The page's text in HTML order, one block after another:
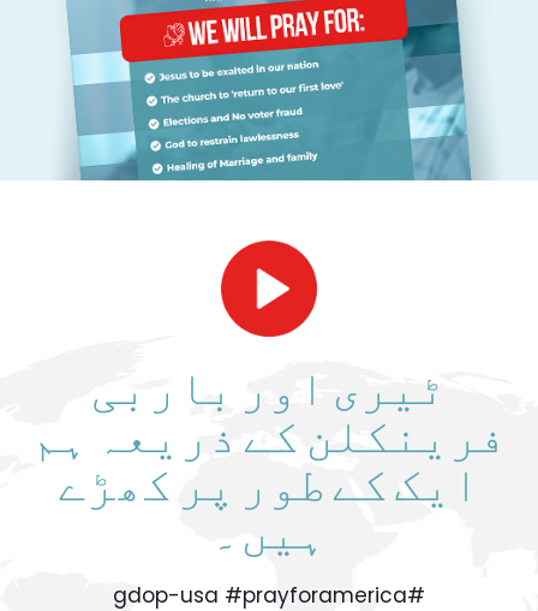
ٹیری اور باربی
فرینکلن کے ذریعہ ہم
ایک کے طور پر کھڑے
ہیں۔
#gdop-usa #prayforamerica